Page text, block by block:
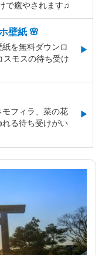
で癒やされます♫
壁紙 🌸
を無料ダウンロ
スモスの待ち受け
フィラ、菜の花
る待ち受けがい